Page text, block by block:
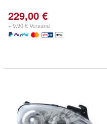
229,00 €
+ 9,90 € Versand